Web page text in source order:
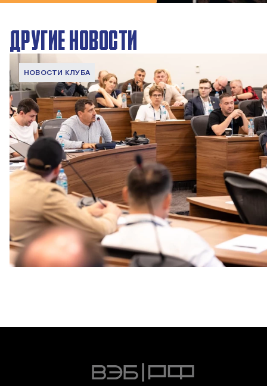
ДРУГИЕ НОВОСТИ
НОВОСТИ КЛУБА
ПФК ЦСКА принял участие в конференции Сбера AI,
посвященной искусственному интеллекту в футболе
4 АВГУСТА 2026 08:00